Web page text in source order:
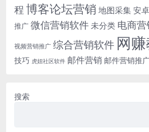
程博客论坛营销 地图采集安
推广 微信营销软件未分类 电商
视频营销推广 综合营销软件 网
技巧 虎妞社区软件 邮件营销 邮件营销推
搜索